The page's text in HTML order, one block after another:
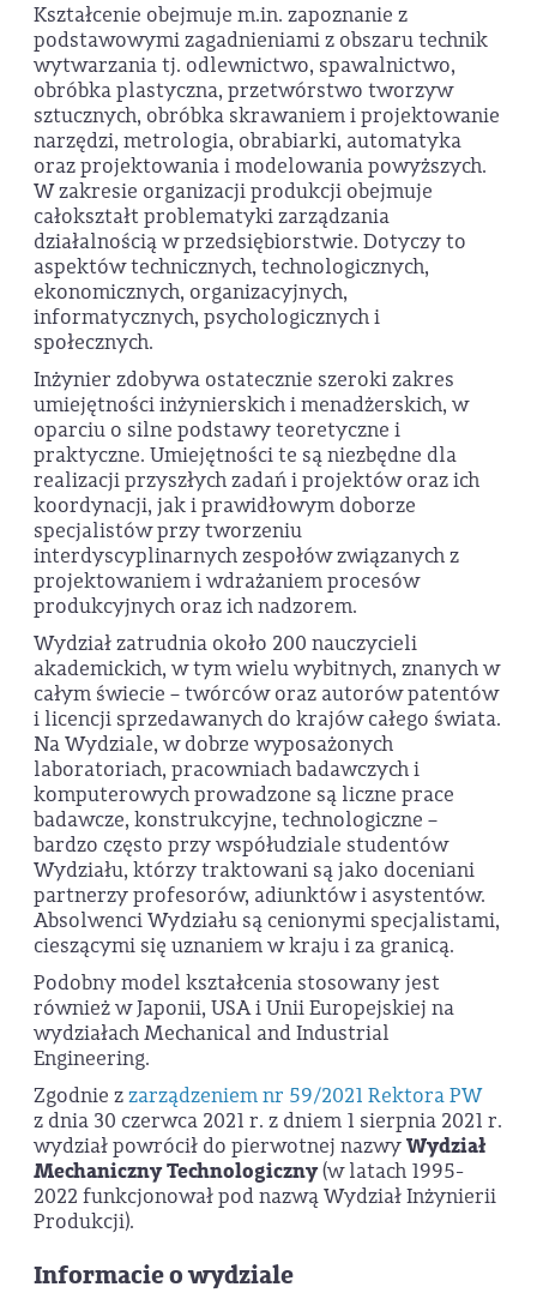
Kształcenie obejmuje m.in. zapoznanie z
podstawowymi zagadnieniami z obszaru technik
wytwarzania tj. odlewnictwo, spawalnictwo,
obróbka plastyczna, przetwórstwo tworzyw
sztucznych, obróbka skrawaniem i projektowanie
narzędzi, metrologia, obrabiarki, automatyka
oraz projektowania i modelowania powyższych.
W zakresie organizacji produkcji obejmuje
całokształt problematyki zarządzania
działalnością w przedsiębiorstwie. Dotyczy to
aspektów technicznych, technologicz­nych,
ekonomicznych, organizacyjnych,
informatycznych, psychologicznych i
społecznych.
Inżynier zdobywa ostatecznie szeroki zakres
umiejętności inżynierskich i menadżerskich, w
oparciu o silne podstawy teoretyczne i
praktyczne. Umiejętności te są niezbędne dla
realizacji przyszłych zadań i projektów oraz ich
koordynacji, jak i prawidłowym doborze
specjalistów przy tworzeniu
interdyscyplinarnych zespołów związanych z
projektowaniem i wdrażaniem procesów
produkcyjnych oraz ich nadzorem.
Wydział zatrudnia około 200 nauczycieli
akademickich, w tym wielu wybitnych, znanych w
całym świecie – twórców oraz autorów patentów
i licencji sprzedawanych do krajów całego świata.
Na Wydziale, w dobrze wyposażonych
laboratoriach, pracowniach badawczych i
komputerowych prowadzone są liczne prace
badawcze, konstrukcyjne, technologiczne –
bardzo często przy współudziale studentów
Wydziału, którzy traktowani są jako doceniani
partnerzy profesorów, adiunktów i asystentów.
Absolwenci Wydziału są cenionymi specjalistami,
cieszącymi się uznaniem w kraju i za granicą.
Podobny model kształcenia stosowany jest
również w Japonii, USA i Unii Europejskiej na
wydziałach Mechanical and Industrial
Engineering.
Zgodnie zzarządzeniem nr 59/2021 Rektora PW
z dnia 30 czerwca 2021 r. z dniem 1 sierpnia 2021 r.
wydział powrócił do pierwotnej nazwyWydział
Mechaniczny Technologiczny(w latach 1995-
2022 funkcjonował pod nazwą Wydział Inżynierii
Produkcji).
Informacie o wydziale